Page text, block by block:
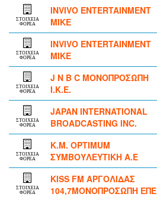
ΣΤΟΙΧΕΙΑ
ΦΟΡΕΑ
INVIVO ENTERTAINMENT
MIKE
ΣΤΟΙΧΕΙΑ
ΦΟΡΕΑ
INVIVO ENTERTAINMENT
MIKE
ΣΤΟΙΧΕΙΑ
ΦΟΡΕΑ
J N B C ΜΟΝΟΠΡΟΣΩΠΗ
Ι.Κ.Ε.
ΣΤΟΙΧΕΙΑ
ΦΟΡΕΑ
JAPAN INTERNATIONAL
BROADCASTING INC.
ΣΤΟΙΧΕΙΑ
ΦΟΡΕΑ
K.M. OPTIMUM
ΣΥΜΒΟΥΛΕΥΤΙΚΗ Α.Ε
ΣΤΟΙΧΕΙΑ
ΦΟΡΕΑ
KISS FM ΑΡΓΟΛΙΔΑΣ
104,7ΜΟΝΟΠΡΟΣΩΠΗ ΕΠΕ